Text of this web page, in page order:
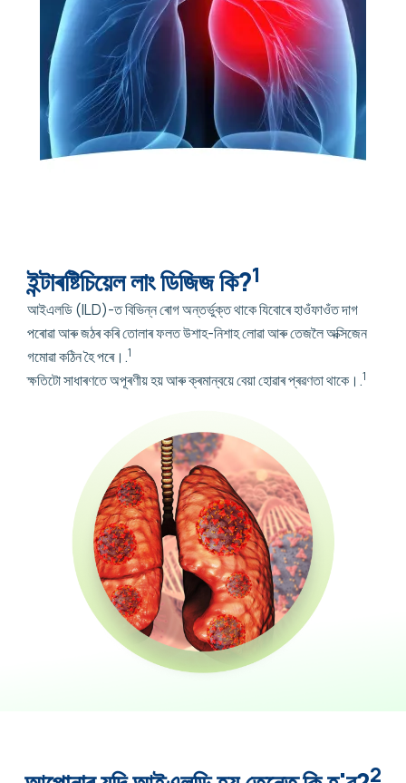
ইন্টাৰষ্টিচিয়েল লাং ডিজিজ কি?1
আইএলডি (ILD)-ত বিভিন্ন ৰোগ অন্তৰ্ভুক্ত থাকে যিবোৰে হাওঁফাওঁত দাগ
পৰোৱা আৰু জঠৰ কৰি তোলাৰ ফলত উশাহ-নিশাহ লোৱা আৰু তেজলৈ অক্সিজেন
গমোৱা কঠিন হৈ পৰে।.1
ক্ষতিটো সাধাৰণতে অপূৰণীয় হয় আৰু ক্ৰমান্বয়ে বেয়া হোৱাৰ প্ৰৱণতা থাকে।.1
2